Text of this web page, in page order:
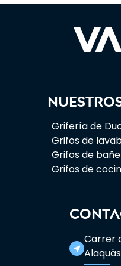
Grifería de
Grifos de
Grifos de
Grifos de
near_me
Carrer